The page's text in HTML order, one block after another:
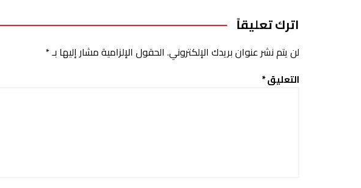
اترك تعليقاً
لن يتم نشر عنوان بريدك الإلكتروني. الحقول الإلزامية مشار إليها بـ*
التعليق*